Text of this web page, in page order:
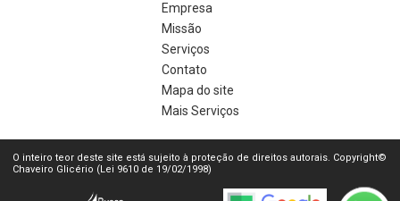
Empresa
Missão
Serviços
Contato
Mapa do site
Mais Serviços
O inteiro teor deste site está sujeito à proteção de direitos autorais. Copyright©
Chaveiro Glicério (Lei 9610 de 19/02/1998)